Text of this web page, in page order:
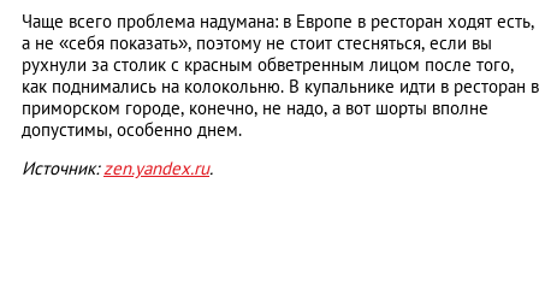
Чаще всего проблема надумана: в Европе в ресторан ходят есть,
а не «себя показать», поэтому не стоит стесняться, если вы
рухнули за столик с красным обветренным лицом после того,
как поднимались на колокольню. В купальнике идти в ресторан в
приморском городе, конечно, не надо, а вот шорты вполне
допустимы, особенно днем.
Источник:zen.yandex.ru.